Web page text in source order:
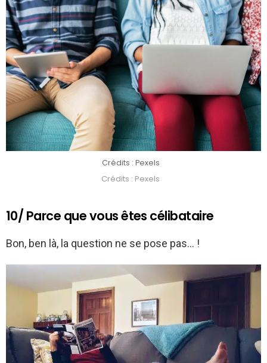
Crédits : Pexels
Crédits : Pexels
10/ Parce que vous êtes célibataire
Bon, ben là, la question ne se pose pas… !